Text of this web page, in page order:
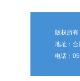
版权所
地址：
电话：